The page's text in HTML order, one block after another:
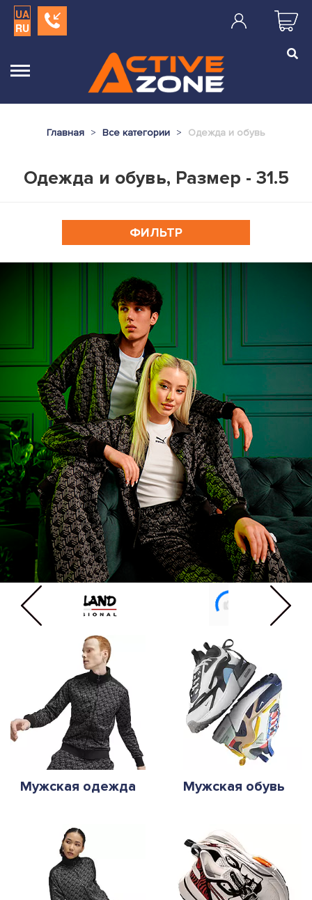
UA
RU
Главная Все категории Одежда и обувь
Одежда и обувь, Размер - 31.5
ФИЛЬТР
Мужская одежда Мужская обувь